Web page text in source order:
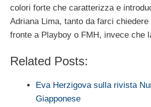
colori forte che caratterizza e
Adriana Lima, tanto da farci
fronte a Playboy o FMH, invece che
Related Posts:
Eva Herzigova sulla rivista
Giapponese